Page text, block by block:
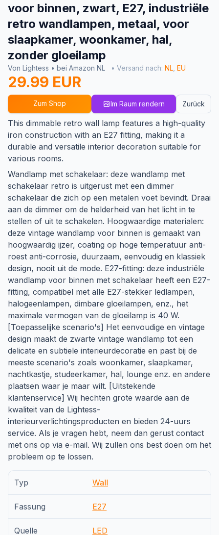
voor binnen, zwart, E27, industriële
retro wandlampen, metaal, voor
slaapkamer, woonkamer, hal,
zonder gloeilamp
Von Lightess • bei Amazon NL • Versand nach: NL EU
29.99 EUR
Zum Shop Im Raum rendern Zurück
This dimmable retro wall lamp features a high-quality
iron construction with an E27 fitting, making it a
durable and versatile interior decoration suitable for
various rooms.
Wandlamp met schakelaar: deze wandlamp met
schakelaar retro is uitgerust met een dimmer
schakelaar die zich op een metalen voet bevindt. Draai
aan de dimmer om de helderheid van het licht in te
stellen of uit te schakelen. Hoogwaardige materialen:
deze vintage wandlamp voor binnen is gemaakt van
hoogwaardig ijzer, coating op hoge temperatuur anti-
roest anti-corrosie, duurzaam, eenvoudig en klassiek
design, nooit uit de mode. E27-fitting: deze industriële
wandlamp voor binnen met schakelaar heeft een E27-
fitting, compatibel met alle E27-stekker ledlampen,
halogeenlampen, dimbare gloeilampen, enz., het
maximale vermogen van de gloeilamp is 40 W.
[Toepasselijke scenario's] Het eenvoudige en vintage
design maakt de zwarte vintage wandlamp tot een
delicate en subtiele interieurdecoratie en past bij de
meeste scenario's zoals woonkamer, slaapkamer,
nachtkastje, studeerkamer, hal, lounge enz. en andere
plaatsen waar je maar wilt. [Uitstekende
klantenservice] Wij hechten grote waarde aan de
kwaliteit van de Lightess-
interieurverlichtingsproducten en bieden 24-uurs
service. Als je vragen hebt, neem dan gerust contact
met ons op via e-mail. Wij zullen ons best doen om het
probleem op te lossen.
Typ Wall
Fassung E27
Quelle LED